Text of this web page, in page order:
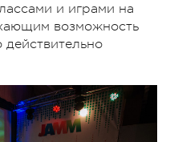
и играми на
возможность
действительно